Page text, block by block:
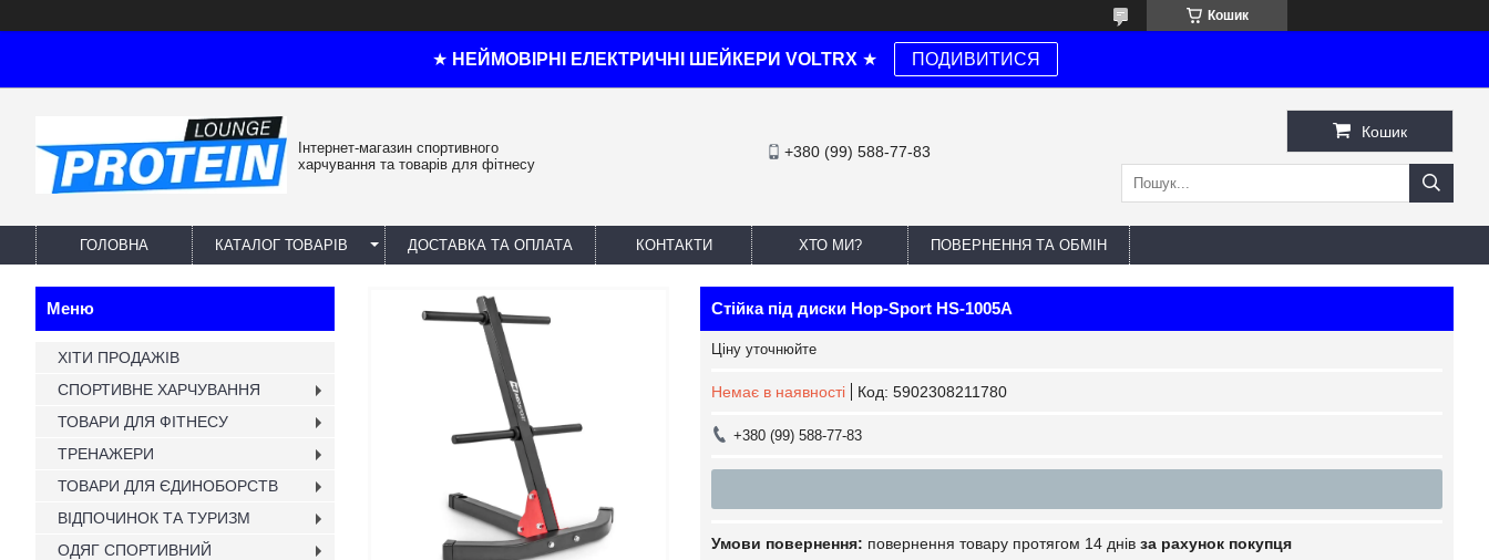
Кошик
★ НЕЙМОВІРНІ ЕЛЕКТРИЧНІ ШЕЙКЕРИ VOLTRX ★ ПОДИВИТИСЯ
Інтернет-магазин спортивного
харчування та товарів для фітнесу
+380 (99) 588-77-83
Кошик
ГОЛОВНА КАТАЛОГ ТОВАРІВ ДОСТАВКА ТА ОПЛАТА КОНТАКТИ ХТО МИ? ПОВЕРНЕННЯ ТА ОБМІН
Стійка під диски Hop-Sport HS-1005A
Ціну уточнюйте
Немає в наявності Код: 5902308211780
+380 (99) 588-77-83
повернення товару протягом 14 днів за рахунок покупця
ХІТИ ПРОДАЖІВ
СПОРТИВНЕ ХАРЧУВАННЯ
ТОВАРИ ДЛЯ ФІТНЕСУ
ТРЕНАЖЕРИ
ТОВАРИ ДЛЯ ЄДИНОБОРСТВ
ВІДПОЧИНОК ТА ТУРИЗМ
ОДЯГ СПОРТИВНИЙ